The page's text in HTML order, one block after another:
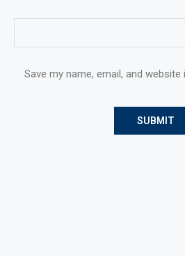
Save my name, email, and